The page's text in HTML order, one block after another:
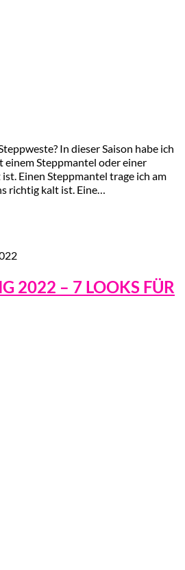
In dieser Saison habe ich
einem Steppmantel oder einer
Einen Steppmantel trage ich am
richtig kalt ist. Eine…
2022 – 7 LOOKS FÜR